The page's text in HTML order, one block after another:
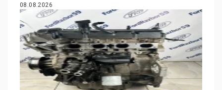
08.08.2026